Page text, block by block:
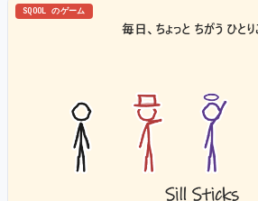
SQOOL のゲーム